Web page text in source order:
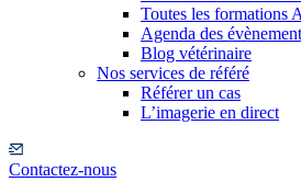
Toutes les formations
Agenda des
Blog vétérinaire
Nos services de référé
Référer un cas
L’imagerie en direct
Contactez-nous